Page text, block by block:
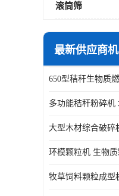
滚筒筛
最新供应商机